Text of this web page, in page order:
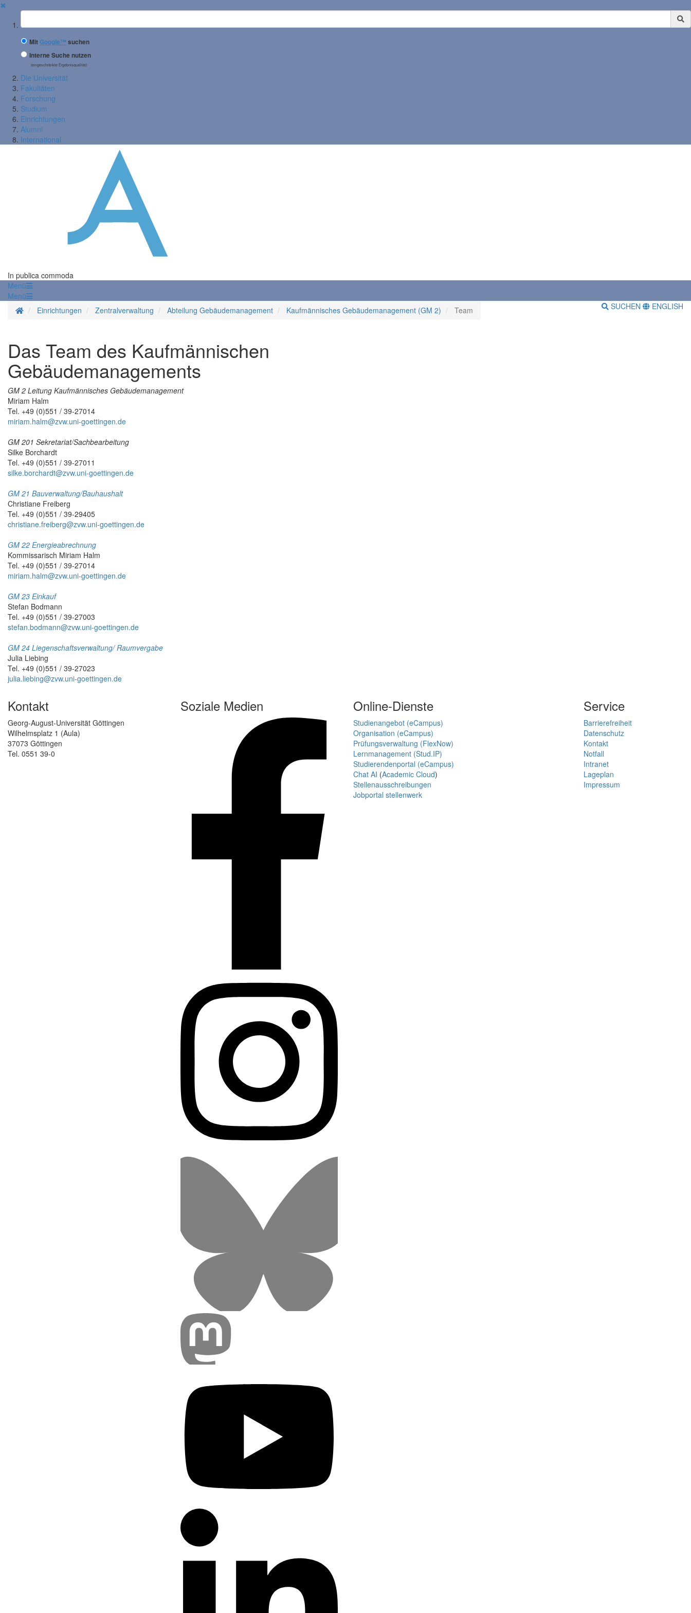
✖
Suchbegriff
MitGoogle™ suchen
Interne Suche nutzen
(eingeschränkte Ergebnisqualität)
Die Universität
Fakultäten
Forschung
Studium
Einrichtungen
Alumni
International
In publica commoda
Menü
Menü
StartseiteEinrichtungen Zentralverwaltung Abteilung Gebäudemanagement Kaufmännisches Gebäudemanagement (GM 2) Team SUCHEN ENGLISH
Das Team des Kaufmännischen
Gebäudemanagements
GM 2 Leitung Kaufmännisches Gebäudemanagement
Miriam Halm
Tel. +49 (0)551 / 39-27014
miriam.halm@zvw.uni-goettingen.de
GM 201 Sekretariat/Sachbearbeitung
Silke Borchardt
Tel. +49 (0)551 / 39-27011
silke.borchardt@zvw.uni-goettingen.de
GM 21 Bauverwaltung/Bauhaushalt
Christiane Freiberg
Tel. +49 (0)551 / 39-29405
christiane.freiberg@zvw.uni-goettingen.de
GM 22 Energieabrechnung
Kommissarisch Miriam Halm
Tel. +49 (0)551 / 39-27014
miriam.halm@zvw.uni-goettingen.de
GM 23 Einkauf
Stefan Bodmann
Tel. +49 (0)551 / 39-27003
stefan.bodmann@zvw.uni-goettingen.de
GM 24 Liegenschaftsverwaltung/ Raumvergabe
Julia Liebing
Tel. +49 (0)551 / 39-27023
julia.liebing@zvw.uni-goettingen.de
Kontakt
Georg-August-Universität Göttingen
Wilhelmsplatz 1 (Aula)
37073 Göttingen
Tel. 0551 39-0
Soziale Medien Online-Dienste
Studienangebot (eCampus)
Organisation (eCampus)
Prüfungsverwaltung (FlexNow)
Lernmanagement (Stud.IP)
Studierendenportal (eCampus)
Chat AI (Academic Cloud)
Stellenausschreibungen
Jobportal stellenwerk
Service
Barrierefreiheit
Datenschutz
Kontakt
Notfall
Intranet
Lageplan
Impressum